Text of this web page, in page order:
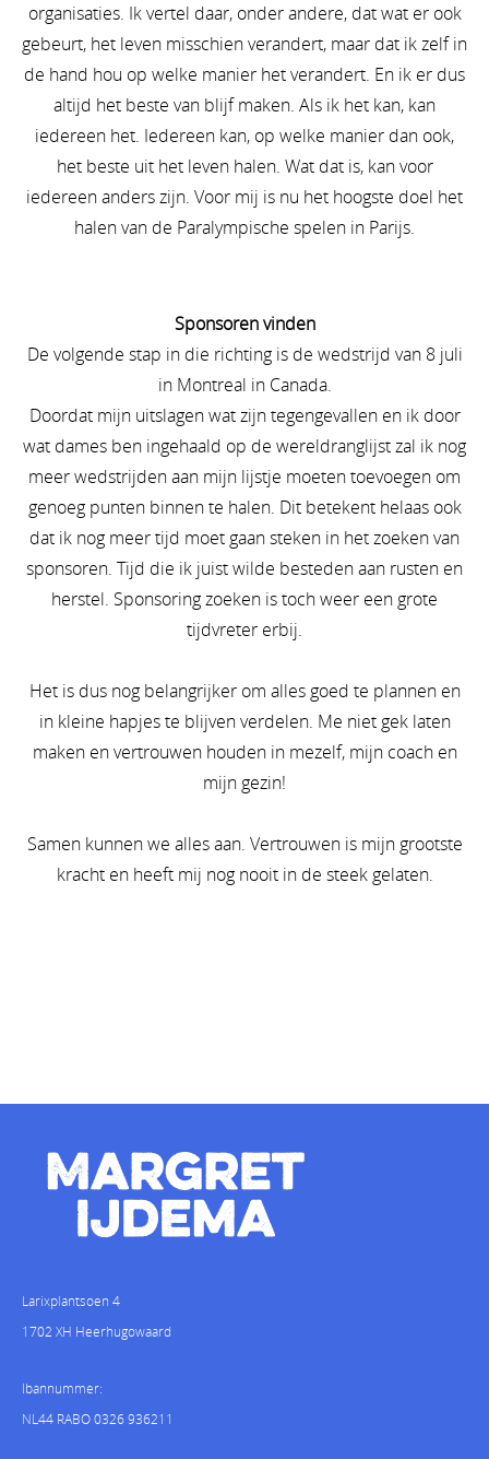
organisaties. Ik vertel daar, onder andere, dat wat er ook
gebeurt, het leven misschien verandert, maar dat ik zelf in
de hand hou op welke manier het verandert. En ik er dus
altijd het beste van blijf maken. Als ik het kan, kan
iedereen het. Iedereen kan, op welke manier dan ook,
het beste uit het leven halen. Wat dat is, kan voor
iedereen anders zijn. Voor mij is nu het hoogste doel het
halen van de Paralympische spelen in Parijs.
Sponsoren vinden
De volgende stap in die richting is de wedstrijd van 8 juli
in Montreal in Canada.
Doordat mijn uitslagen wat zijn tegengevallen en ik door
wat dames ben ingehaald op de wereldranglijst zal ik nog
meer wedstrijden aan mijn lijstje moeten toevoegen om
genoeg punten binnen te halen. Dit betekent helaas ook
dat ik nog meer tijd moet gaan steken in het zoeken van
sponsoren. Tijd die ik juist wilde besteden aan rusten en
herstel. Sponsoring zoeken is toch weer een grote
tijdvreter erbij.
Het is dus nog belangrijker om alles goed te plannen en
in kleine hapjes te blijven verdelen. Me niet gek laten
maken en vertrouwen houden in mezelf, mijn coach en
mijn gezin!
Samen kunnen we alles aan. Vertrouwen is mijn grootste
kracht en heeft mij nog nooit in de steek gelaten.
Larixplantsoen 4
1702 XH Heerhugowaard
Ibannummer:
NL44 RABO 0326 936211